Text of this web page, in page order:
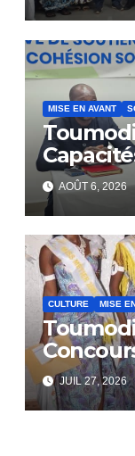
MISE EN AVANT
AOÛT 6, 2026
CULTURE MISE
bientôt
JUIL 27, 2026